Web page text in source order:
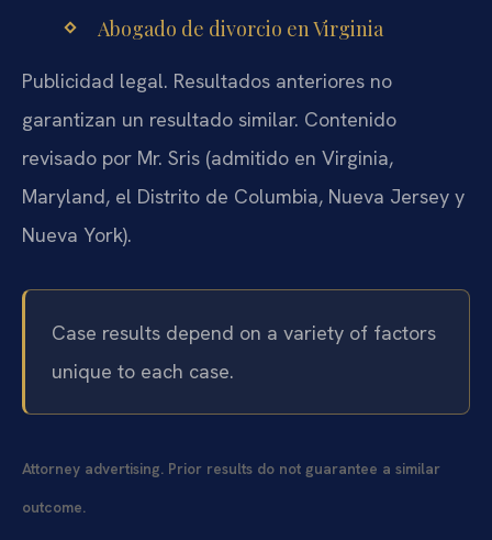
Abogado de divorcio en Virginia
Publicidad legal. Resultados anteriores no
garantizan un resultado similar. Contenido
revisado por Mr. Sris (admitido en Virginia,
Maryland, el Distrito de Columbia, Nueva Jersey y
Nueva York).
Case results depend on a variety of factors
unique to each case.
Attorney advertising. Prior results do not guarantee a similar
outcome.